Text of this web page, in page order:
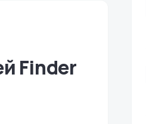
Finder